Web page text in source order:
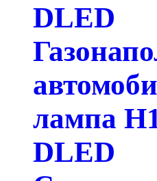
DLED
лампа
DLED